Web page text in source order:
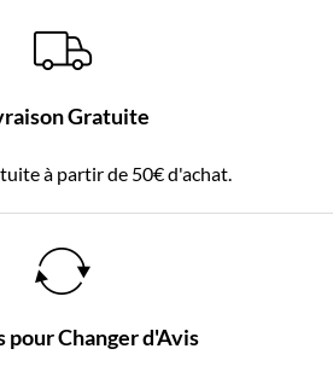
Gratuite
à partir de 50€ d'achat.
pour Changer d'Avis